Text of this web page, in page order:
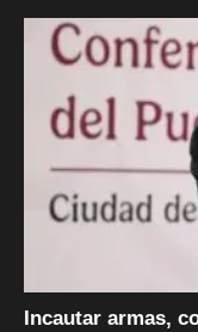
Incautar armas,